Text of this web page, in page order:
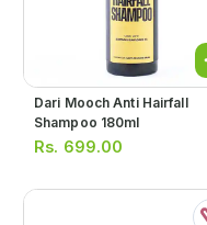
Dari Mooch Anti Hairfall
Shampoo 180ml
Rs. 699.00